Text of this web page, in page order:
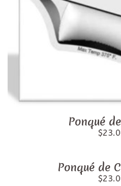
Ponqué
Ponqué de